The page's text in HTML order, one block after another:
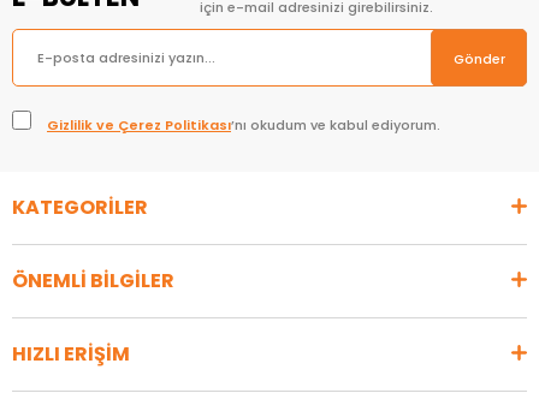
için e-mail adresinizi girebilirsiniz.
Gönder
Gizlilik ve Çerez Politikası’nı okudum ve kabul ediyorum.
KATEGORİLER
ÖNEMLİ BİLGİLER
HIZLI ERİŞİM